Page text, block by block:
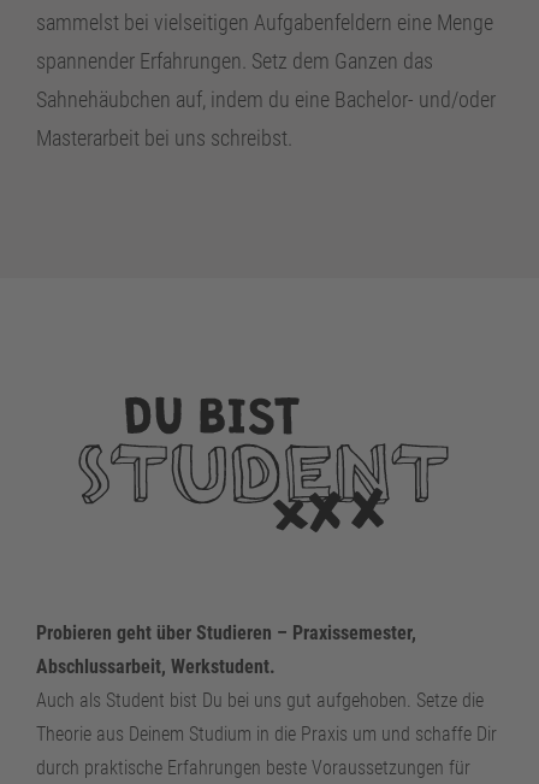
sammelst bei vielseitigen Aufgabenfeldern eine Menge
spannender Erfahrungen. Setz dem Ganzen das
Sahnehäubchen auf, indem du eine Bachelor- und/oder
Masterarbeit bei uns schreibst.
Probieren geht über Studieren – Praxissemester,
Abschlussarbeit, Werkstudent.
Auch als Student bist Du bei uns gut aufgehoben. Setze die
Theorie aus Deinem Studium in die Praxis um und schaffe Dir
durch praktische Erfahrungen beste Voraussetzungen für